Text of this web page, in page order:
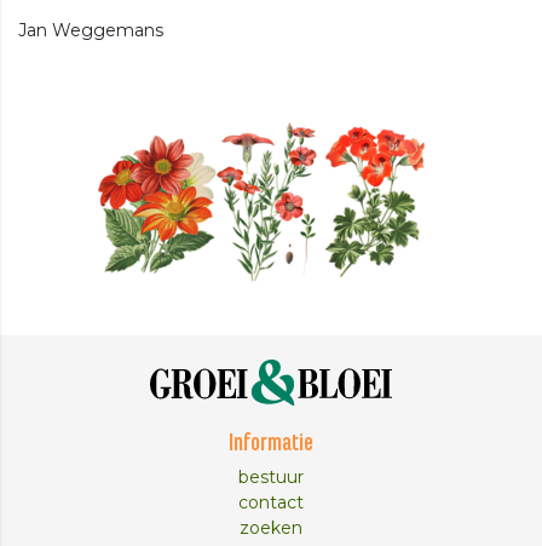
Jan Weggemans
Informatie
bestuur
contact
zoeken